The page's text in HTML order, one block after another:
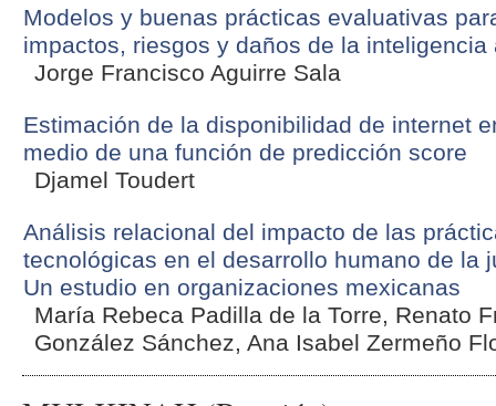
Modelos y buenas prácticas evaluativas
impactos, riesgos y daños de la inteligencia
Jorge Francisco Aguirre Sala
Estimación de la disponibilidad de internet
medio de una función de predicción score
Djamel Toudert
Análisis relacional del impacto de las
tecnológicas en el desarrollo humano de la
Un estudio en organizaciones mexicanas
María Rebeca Padilla de la Torre, Renato
González Sánchez, Ana Isabel Zermeño